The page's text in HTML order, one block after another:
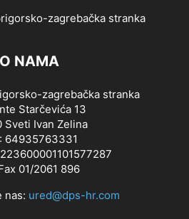
O NAMA
zagrebačka stranka
Starčevića 13
Sveti Ivan Zelina
64935763331
01/2061 896
nas: ured@dps-hr.com